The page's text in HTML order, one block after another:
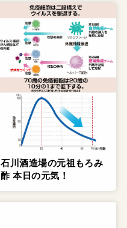
石川酒造場の元祖もろみ
酢 本日の元気！